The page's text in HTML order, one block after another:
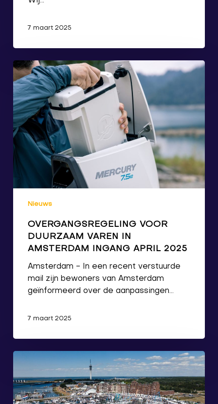
7 maart 2025
Nieuws
OVERGANGSREGELING VOOR
DUURZAAM VAREN IN
AMSTERDAM INGANG APRIL 2025
Amsterdam - In een recent verstuurde
mail zijn bewoners van Amsterdam
geïnformeerd over de aanpassingen…
7 maart 2025